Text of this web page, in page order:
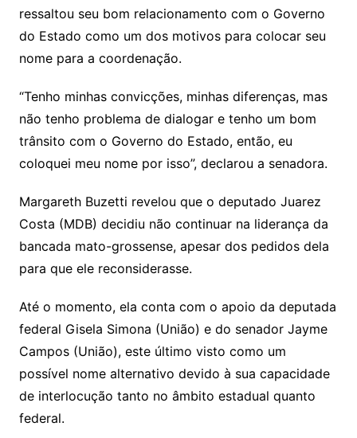
o
m
ressaltou seu bom relacionamento com o Governo
do Estado como um dos motivos para colocar seu
nome para a coordenação.
“Tenho minhas convicções, minhas diferenças, mas
não tenho problema de dialogar e tenho um bom
trânsito com o Governo do Estado, então, eu
coloquei meu nome por isso”, declarou a senadora.
Margareth Buzetti revelou que o deputado Juarez
Costa (MDB) decidiu não continuar na liderança da
bancada mato-grossense, apesar dos pedidos dela
para que ele reconsiderasse.
Até o momento, ela conta com o apoio da deputada
federal Gisela Simona (União) e do senador Jayme
Campos (União), este último visto como um
possível nome alternativo devido à sua capacidade
de interlocução tanto no âmbito estadual quanto
federal.